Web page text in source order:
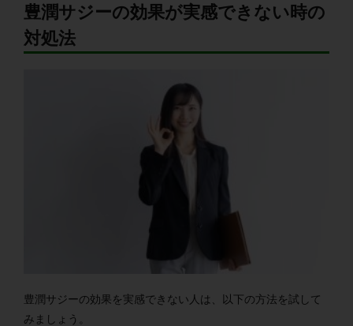
豊潤サジーの効果が実感できない時の
対処法
豊潤サジーの効果を実感できない人は、以下の方法を試して
みましょう。